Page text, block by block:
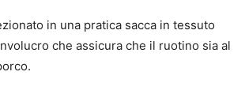
in una pratica sacca in tessuto
che assicura che il ruotino sia al